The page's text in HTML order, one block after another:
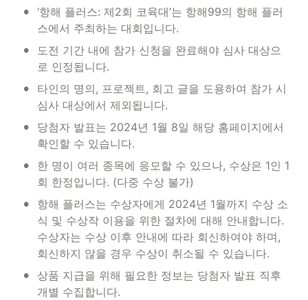
• ‘항해 플러스: 제2회 코육대’는 항해99의 항해 플러
스에서 주최하는 대회입니다.
•
도전 기간 내에 참가 신청을 완료해야 심사 대상으
로 인정됩니다.
•
타인의 명의, 프로젝트, 회고 글을 도용하여 참가 시
심사 대상에서 제외됩니다.
•
당첨자 발표는 2024년 1월 8일 해당 홈페이지에서
확인할 수 있습니다.
•
한 명이 여러 종목에 응모할 수 있으나, 수상은 1인 1
회 한정입니다. (다중 수상 불가)
•
항해 플러스는 수상자에게 2024년 1월까지 수상 소
식 및 수상작 이용을 위한 절차에 대해 안내합니다.
수상자는 수상 이후 안내에 따라 회신하여야 하며,
회신하지 않을 경우 수상이 취소될 수 있습니다.
•
상품 지급을 위해 필요한 정보는 당첨자 발표 직후
개별 수집합니다.